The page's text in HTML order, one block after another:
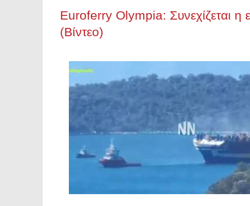
Euroferry Olympia: Συνεχίζεται η
(Βίντεο)